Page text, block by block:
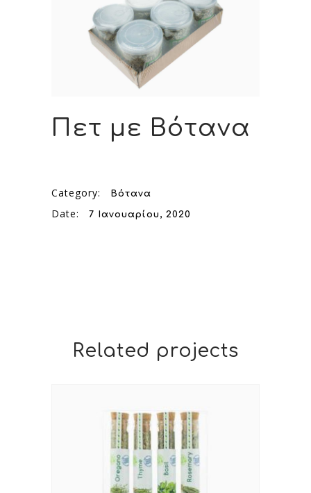
Πετ με Βότανα
Category: Βότανα
Date: 7 Ιανουαρίου, 2020
Related projects